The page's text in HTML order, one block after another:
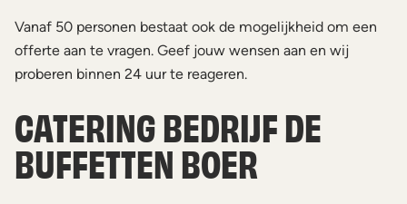
Vanaf 50 personen bestaat ook de mogelijkheid om een
offerte aan te vragen. Geef jouw wensen aan en wij
proberen binnen 24 uur te reageren.
CATERING BEDRIJF DE
BUFFETTEN BOER